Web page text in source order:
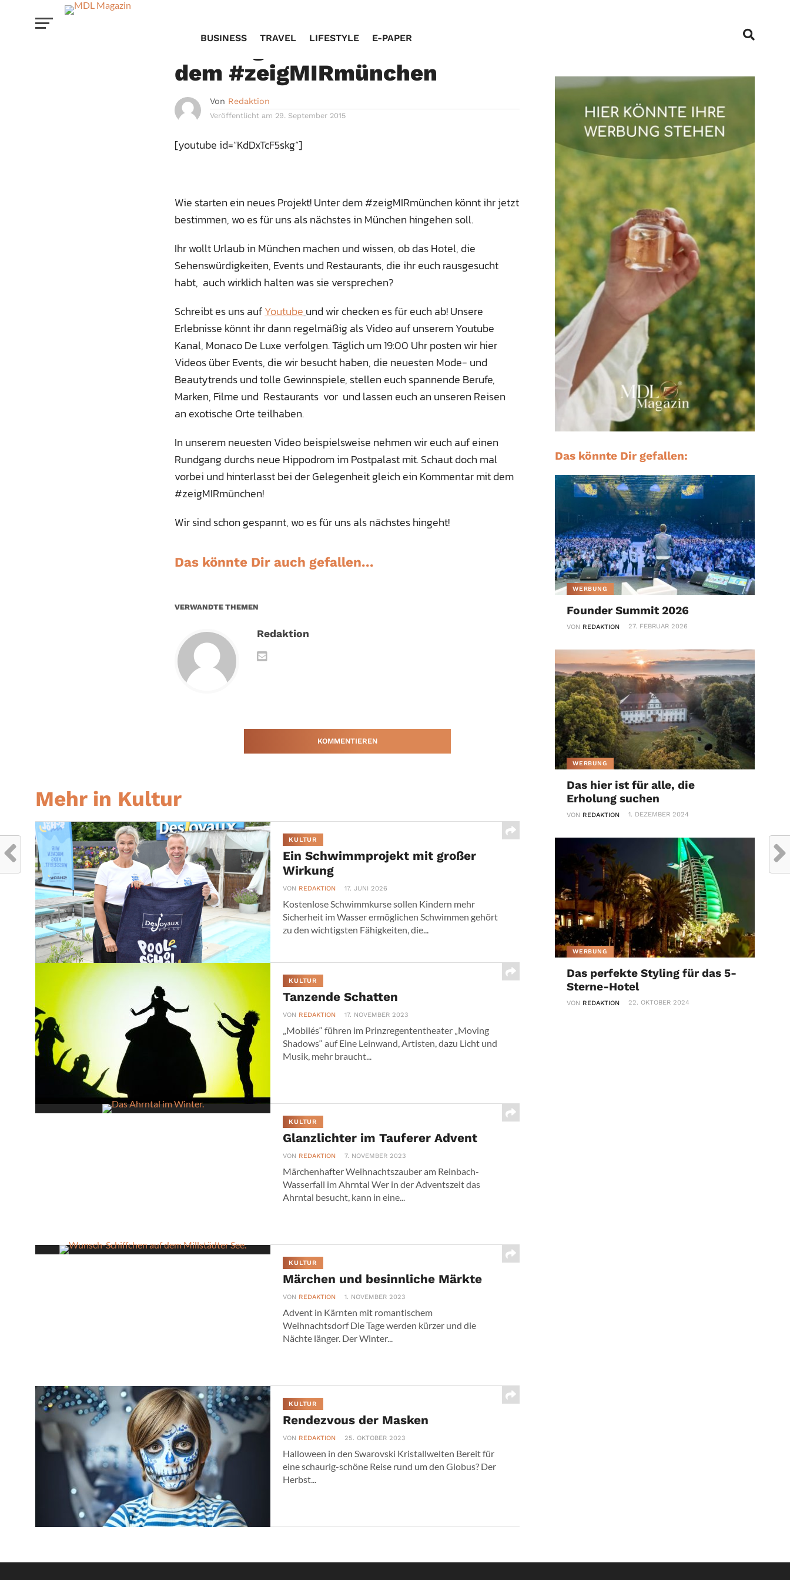
BUSINESS TRAVEL LIFESTYLE E-PAPER
Wir zeigen Dir München mit
dem #zeigMIRmünchen
Von Redaktion
Veröffentlicht am 29. September 2015
[youtube id=“KdDxTcF5skg“]
Wie starten ein neues Projekt! Unter dem #zeigMIRmünchen könnt ihr jetzt
bestimmen, wo es für uns als nächstes in München hingehen soll.
Ihr wollt Urlaub in München machen und wissen, ob das Hotel, die
Sehenswürdigkeiten, Events und Restaurants, die ihr euch rausgesucht
habt, auch wirklich halten was sie versprechen?
Schreibt es uns aufYoutube und wir checken es für euch ab! Unsere
Erlebnisse könnt ihr dann regelmäßig als Video auf unserem Youtube
Kanal, Monaco De Luxe verfolgen. Täglich um 19:00 Uhr posten wir hier
Videos über Events, die wir besucht haben, die neuesten Mode- und
Beautytrends und tolle Gewinnspiele, stellen euch spannende Berufe,
Marken, Filme und Restaurants vor und lassen euch an unseren Reisen
an exotische Orte teilhaben.
In unserem neuesten Video beispielsweise nehmen wir euch auf einen
Rundgang durchs neue Hippodrom im Postpalast mit. Schaut doch mal
vorbei und hinterlasst bei der Gelegenheit gleich ein Kommentar mit dem
#zeigMIRmünchen!
Wir sind schon gespannt, wo es für uns als nächstes hingeht!
Das könnte Dir auch gefallen...
VERWANDTE THEMEN
Redaktion
KOMMENTIEREN
Mehr in Kultur
KULTUR
Ein Schwimmprojekt mit großer
Wirkung
VON REDAKTION 17. JUNI 2026
Kostenlose Schwimmkurse sollen Kindern mehr
Sicherheit im Wasser ermöglichen Schwimmen gehört
zu den wichtigsten Fähigkeiten, die...
KULTUR
Tanzende Schatten
VON REDAKTION 17. NOVEMBER 2023
„Mobilés“ führen im Prinzregententheater „Moving
Shadows“ auf Eine Leinwand, Artisten, dazu Licht und
Musik, mehr braucht...
KULTUR
Glanzlichter im Tauferer Advent
VON REDAKTION 7. NOVEMBER 2023
Märchenhafter Weihnachtszauber am Reinbach-
Wasserfall im Ahrntal Wer in der Adventszeit das
Ahrntal besucht, kann in eine...
KULTUR
Märchen und besinnliche Märkte
VON REDAKTION 1. NOVEMBER 2023
Advent in Kärnten mit romantischem
Weihnachtsdorf Die Tage werden kürzer und die
Nächte länger. Der Winter...
KULTUR
Rendezvous der Masken
VON REDAKTION 25. OKTOBER 2023
Halloween in den Swarovski Kristallwelten Bereit für
eine schaurig-schöne Reise rund um den Globus? Der
Herbst...
Das könnte Dir gefallen:
WERBUNG
Founder Summit 2026
VON REDAKTION 27. FEBRUAR 2026
WERBUNG
Das hier ist für alle, die
Erholung suchen
VON REDAKTION 1. DEZEMBER 2024
WERBUNG
Das perfekte Styling für das 5-
Sterne-Hotel
VON REDAKTION 22. OKTOBER 2024